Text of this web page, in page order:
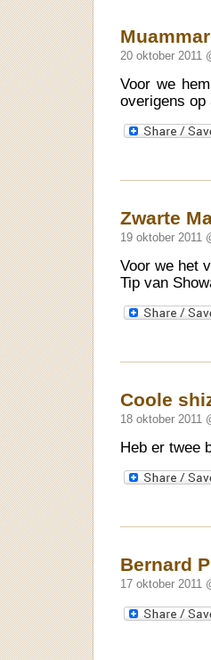
20 oktober 2011
Voor we
overigens op
Zwarte
19 oktober 2011
Voor we het
Tip van
Coole
18 oktober 2011
Heb er twee
Bernard
17 oktober 2011